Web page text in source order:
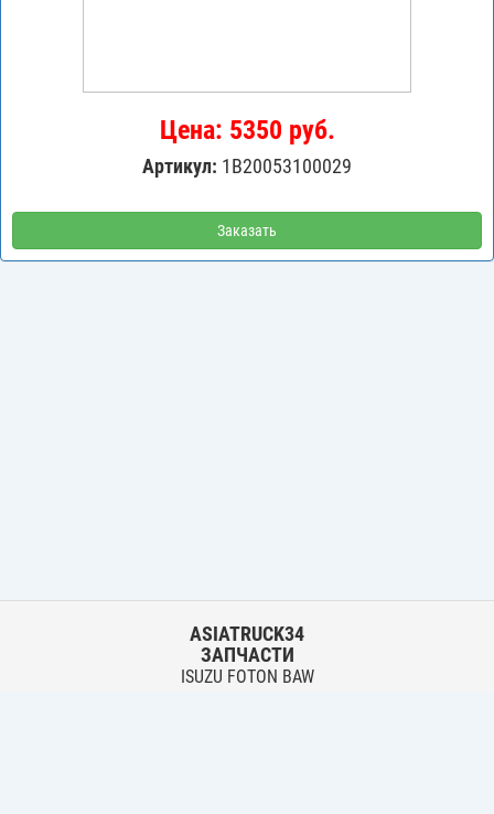
Цена: 5350 руб.
Артикул: 1В20053100029
Заказать
ASIATRUCK34
ЗАПЧАСТИ
ISUZU FOTON BAW